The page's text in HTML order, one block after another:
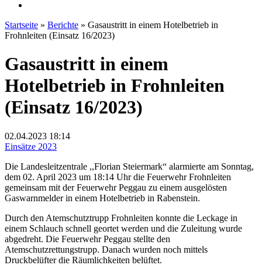
Startseite » Berichte » Gasaustritt in einem Hotelbetrieb in
Frohnleiten (Einsatz 16/2023)
Gasaustritt in einem
Hotelbetrieb in Frohnleiten
(Einsatz 16/2023)
02.04.2023 18:14
Einsätze 2023
Die Landesleitzentrale ,,Florian Steiermark“ alarmierte am Sonntag,
dem 02. April 2023 um 18:14 Uhr die Feuerwehr Frohnleiten
gemeinsam mit der Feuerwehr Peggau zu einem ausgelösten
Gaswarnmelder in einem Hotelbetrieb in Rabenstein.
Durch den Atemschutztrupp Frohnleiten konnte die Leckage in
einem Schlauch schnell geortet werden und die Zuleitung wurde
abgedreht. Die Feuerwehr Peggau stellte den
Atemschutzrettungstrupp. Danach wurden noch mittels
Druckbelüfter die Räumlichkeiten belüftet.